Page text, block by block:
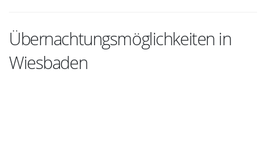
Übernachtungsmöglichkeiten in
Wiesbaden